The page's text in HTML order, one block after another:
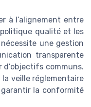
à l’alignement entre
qualité et les
nécessite une gestion
transparente
communs.
veille réglementaire
la conformité